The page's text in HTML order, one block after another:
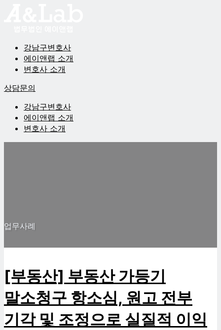
강남구변호사
에이앤랩 소개
변호사 소개
상담문의
강남구변호사
에이앤랩 소개
변호사 소개
업무사례
[부동산] 부동산 가등기
말소청구 항소심, 원고 전부
기각 및 조정으로 실질적 이익